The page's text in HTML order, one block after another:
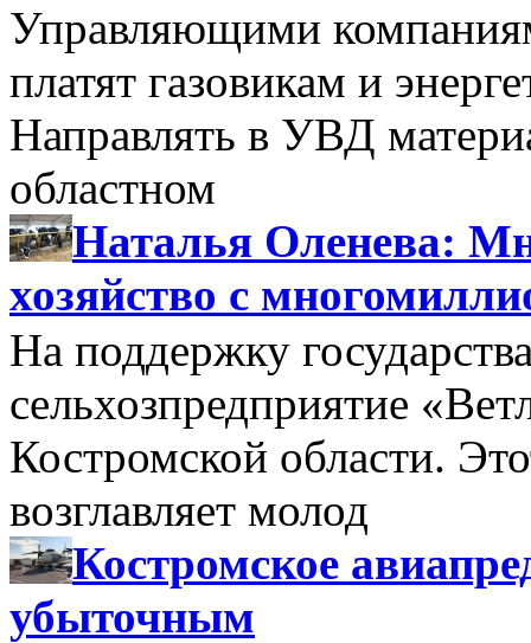
Управляющими
платят газовикам и
Направлять в УВД
областном
Наталья Оленева:
хозяйство с
На поддержку
сельхозпредприятие
Костромской области.
возглавляет молод
Костромское
убыточным